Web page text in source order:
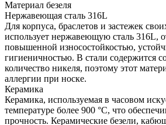
Материал безеля
Нержавеющая сталь 316L
Для корпуса, браслетов и застежек
использует нержавеющую сталь 316L,
повышенной износостойкостью,
гигиеничностью. В стали содержится
количество никеля, поэтому этот
аллергии при носке.
Керамика
Керамика, используемая в часовом
температуре более 900 °C, что
прочность. Керамические безели,